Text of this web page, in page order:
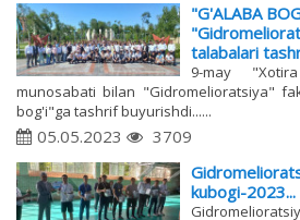
"G'ALABA
talabalari
9-may
munosabati bilan "Gidromelioratsiya"
bog'i"ga tashrif buyurishdi......
05.05.2023
3709
kubogi-2023...